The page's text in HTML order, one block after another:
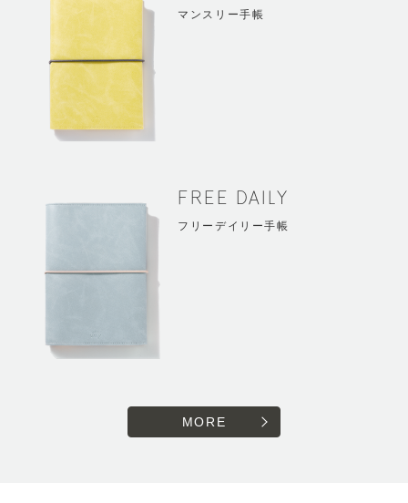
マンスリー手帳
FREE DAILY
フリーデイリー手帳
MORE